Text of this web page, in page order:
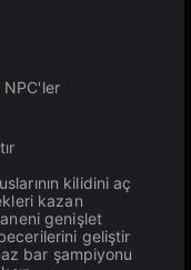
NPC'ler
kilidini aç
kazan
genişlet
geliştir
bar şampiyonu